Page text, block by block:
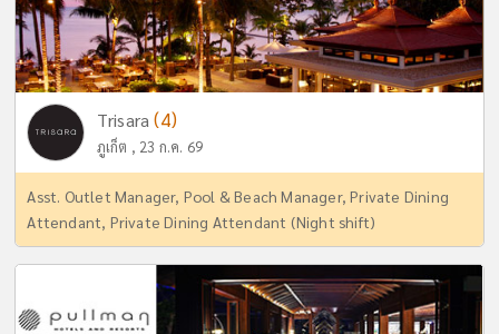
Trisara(4)
ภูเก็ต , 23 ก.ค. 69
Asst. Outlet Manager, Pool & Beach Manager, Private Dining
Attendant, Private Dining Attendant (Night shift)